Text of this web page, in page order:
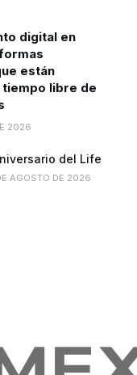
digital en
están
tiempo libre de
2026
del Life
AGOSTO DE 2026